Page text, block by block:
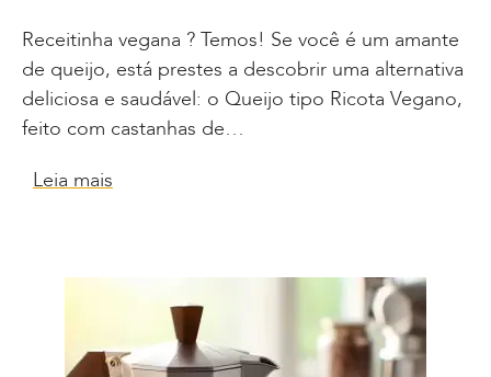
Receitinha vegana ? Temos! Se você é um amante
de queijo, está prestes a descobrir uma alternativa
deliciosa e saudável: o Queijo tipo Ricota Vegano,
feito com castanhas de…
Leia mais